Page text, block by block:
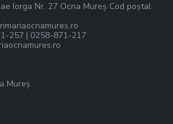
Iorga Nr. 27 Ocna Mureș Cod poștal
257 | 0258-871-217
Mureș